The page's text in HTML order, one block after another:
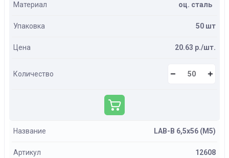
Материал оц. сталь
Упаковка 50 шт
Цена 20.63 р./шт.
Количество
Название LAB-B 6,5х56 (М5)
Артикул 12608